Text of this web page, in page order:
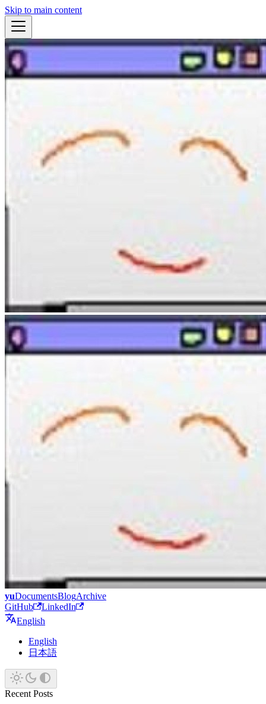
Skip to main content
yuDocumentsBlogArchive
GitHub
LinkedIn
English
English
日本語
Recent Posts